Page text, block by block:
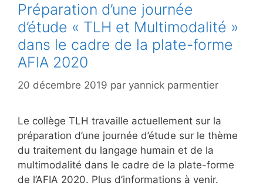
Préparation d’une journée
d’étude « TLH et Multimodalité »
dans le cadre de la plate-forme
AFIA 2020
20 décembre 2019 par yannick parmentier
Le collège TLH travaille actuellement sur la
préparation d’une journée d’étude sur le thème
du traitement du langage humain et de la
multimodalité dans le cadre de la plate-forme
de l’AFIA 2020. Plus d’informations à venir.